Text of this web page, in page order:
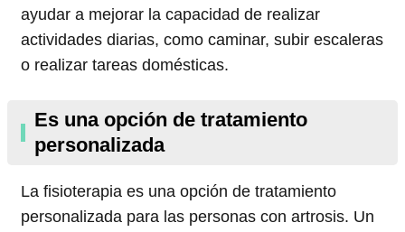
ayudar a mejorar la capacidad de realizar
actividades diarias, como caminar, subir escaleras
o realizar tareas domésticas.
Es una opción de tratamiento
personalizada
La fisioterapia es una opción de tratamiento
personalizada para las personas con artrosis. Un